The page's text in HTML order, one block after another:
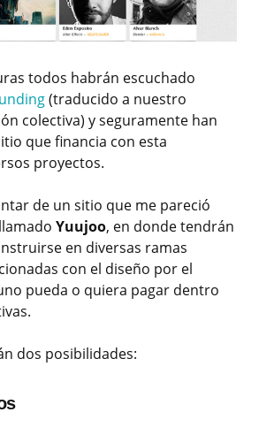
todos habrán escuchado
(traducido a nuestro
colectiva) y seguramente han
que financia con esta
proyectos.
de un sitio que me pareció
Yuujoo, en donde tendrán
en diversas ramas
con el diseño por el
pueda o quiera pagar dentro
dos posibilidades: